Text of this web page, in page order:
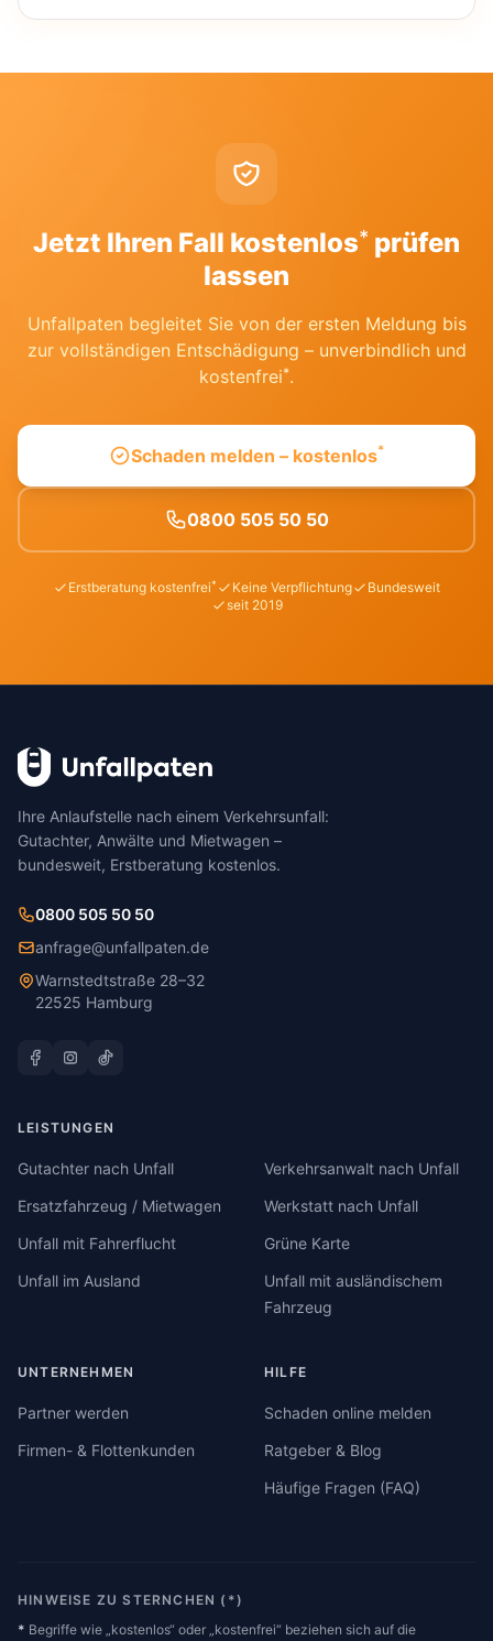
Jetzt Ihren Fall kostenlos* prüfen
lassen
Unfallpaten begleitet Sie von der ersten Meldung bis
zur vollständigen Entschädigung – unverbindlich und
kostenfrei*.
Schaden melden – kostenlos*
0800 505 50 50
Erstberatung kostenfrei* Keine Verpflichtung
Bundesweit
seit 2019
Ihre Anlaufstelle nach einem Verkehrsunfall:
Gutachter, Anwälte und Mietwagen –
bundesweit, Erstberatung kostenlos.
0800 505 50 50
anfrage@unfallpaten.de
Warnstedtstraße 28–32
22525 Hamburg
LEISTUNGEN
Gutachter nach Unfall
Verkehrsanwalt nach Unfall
Ersatzfahrzeug / Mietwagen
Werkstatt nach Unfall
Unfall mit Fahrerflucht
Grüne Karte
Unfall im Ausland
Unfall mit ausländischem
Fahrzeug
UNTERNEHMEN
Partner werden
Firmen- & Flottenkunden
HILFE
Schaden online melden
Ratgeber & Blog
Häufige Fragen (FAQ)
HINWEISE ZU STERNCHEN (*)
* Begriffe wie „kostenlos“ oder „kostenfrei“ beziehen sich auf die